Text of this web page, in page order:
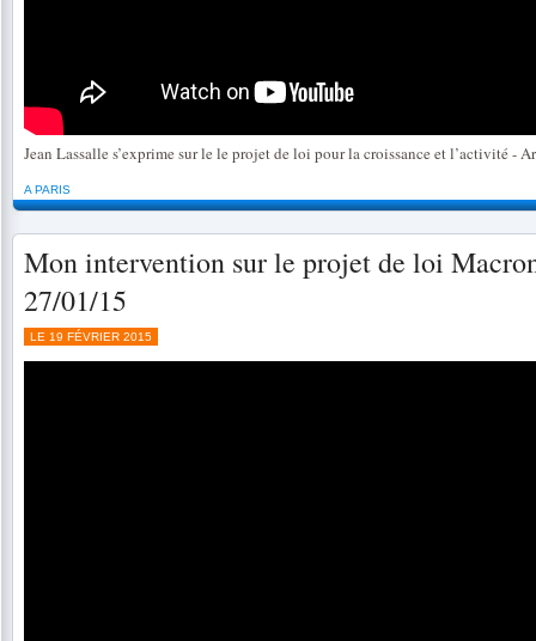
Jean Lassalle s’exprime sur le le projet de loi pour la croissance et l’activité -
A PARIS
Mon intervention sur le projet de loi
27/01/15
LE 19 FÉVRIER 2015